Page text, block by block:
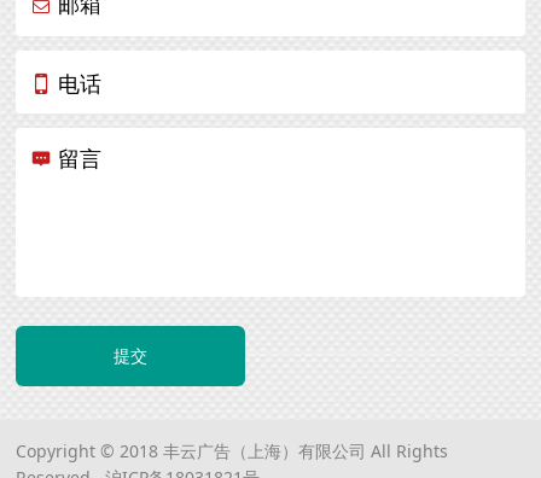
电话
留言
提交
Copyright © 2018 丰云广告（上海）有限公司 All Rights